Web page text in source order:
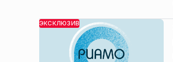
ЭКСКЛЮЗИВ